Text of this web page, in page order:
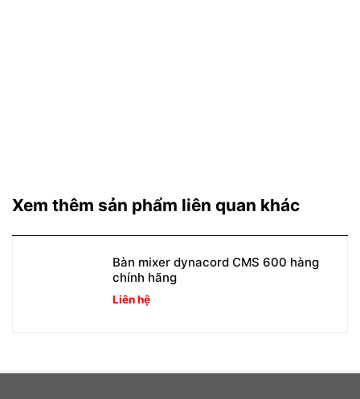
Xem thêm sản phẩm liên quan khác
Bàn mixer dynacord CMS 600 hàng
chính hãng
Liên hệ